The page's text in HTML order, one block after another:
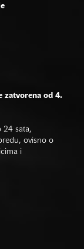
zatvorena od 4.
24 sata,
ovisno o
i